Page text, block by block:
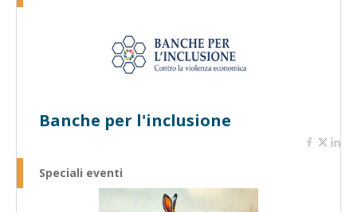
Banche per l'inclusione
Speciali eventi